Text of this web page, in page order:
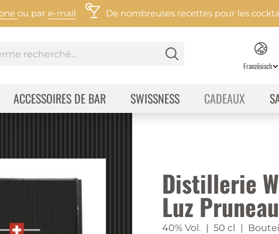
ou par e-mail De nombreuses recettes pour les
Französisch
ACCESSOIRES DE BAR SWISSNESS CADEAUX
Distillerie
Luz
40% Vol. | 50 cl |